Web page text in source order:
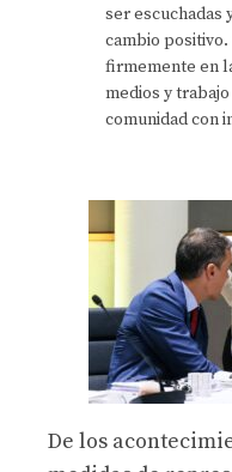
ser escuchadas
cambio
firmemente en
medios y
comunidad con
De los